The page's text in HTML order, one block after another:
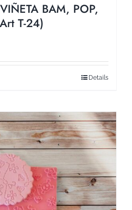
BAM, POP,
T-24)
Details